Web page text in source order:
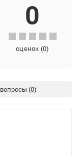
0
оценок (0)
вопросы